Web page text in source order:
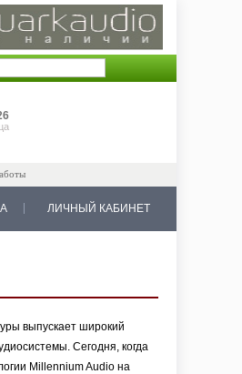
ЛИЧНЫЙ КАБИНЕТ
выпускает широкий
Сегодня, когда
Millennium Audio на